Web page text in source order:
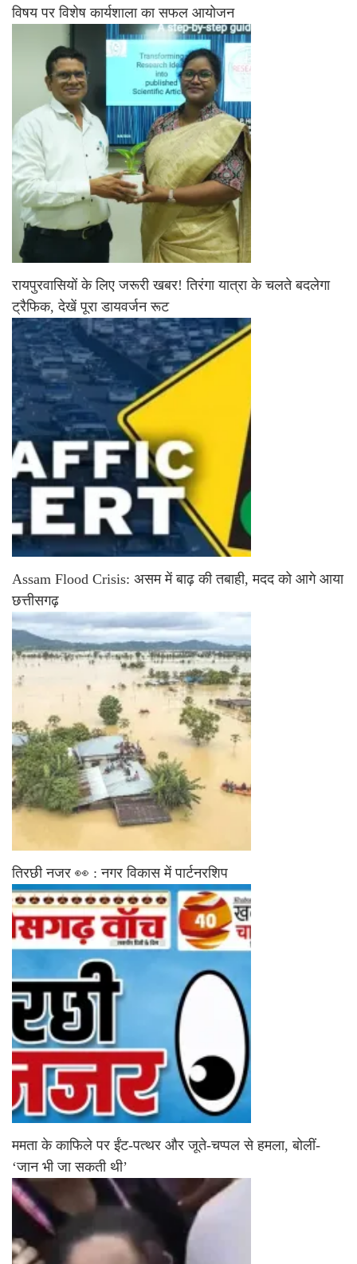
विषय पर विशेष कार्यशाला का सफल आयोजन
रायपुरवासियों के लिए जरूरी खबर! तिरंगा यात्रा के चलते बदलेगा
ट्रैफिक, देखें पूरा डायवर्जन रूट
Assam Flood Crisis: असम में बाढ़ की तबाही, मदद को आगे आया
छत्तीसगढ़
तिरछी नजर 👀 : नगर विकास में पार्टनरशिप
ममता के काफिले पर ईंट-पत्थर और जूते-चप्पल से हमला, बोलीं-
‘जान भी जा सकती थी’